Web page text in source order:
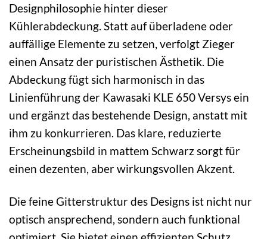
Designphilosophie hinter dieser
Kühlerabdeckung. Statt auf überladene oder
auffällige Elemente zu setzen, verfolgt Zieger
einen Ansatz der puristischen Ästhetik. Die
Abdeckung fügt sich harmonisch in das
Linienführung der Kawasaki KLE 650 Versys ein
und ergänzt das bestehende Design, anstatt mit
ihm zu konkurrieren. Das klare, reduzierte
Erscheinungsbild in mattem Schwarz sorgt für
einen dezenten, aber wirkungsvollen Akzent.
Die feine Gitterstruktur des Designs ist nicht nur
optisch ansprechend, sondern auch funktional